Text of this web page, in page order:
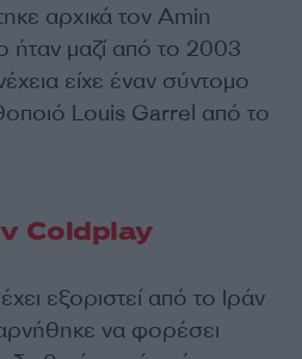
αρχικά τον Amin
ήταν μαζί από το 2003
είχε έναν σύντομο
Louis Garrel από το
Coldplay
εξοριστεί από το Ιράν
να φορέσει